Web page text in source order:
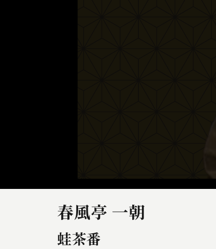
春風亭 一朝
蛙茶番